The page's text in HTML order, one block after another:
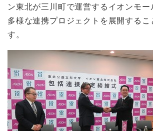
ン東北が三川町で運営するイオンモー
多様な連携プロジェクトを展開するこ
す。